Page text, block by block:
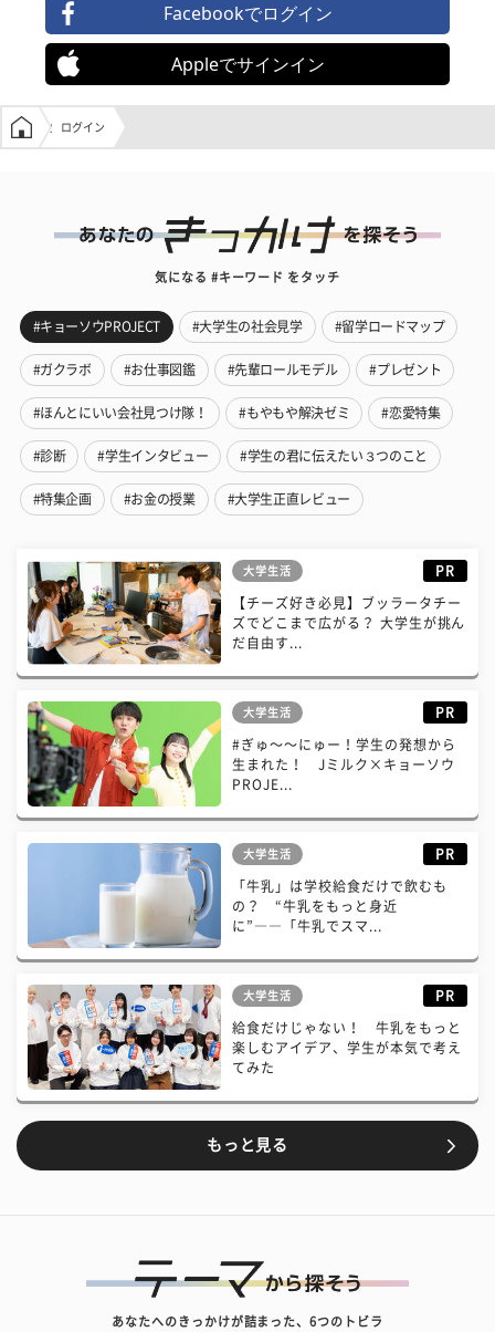
Facebookでログイン
Appleでサインイン
学生の窓口トップ
ログイン
気になる #キーワード をタッチ
#キョーソウPROJECT #大学生の社会見学 #留学ロードマップ
#ガクラボ #お仕事図鑑 #先輩ロールモデル #プレゼント
#ほんとにいい会社見つけ隊！ #もやもや解決ゼミ #恋愛特集
#診断 #学生インタビュー #学生の君に伝えたい３つのこと
#特集企画 #お金の授業 #大学生正直レビュー
大学生活 PR
【チーズ好き必見】ブッラータチー
ズでどこまで広がる？ 大学生が挑ん
だ自由す...
大学生活 PR
#ぎゅ〜〜にゅー！学生の発想から
生まれた！ Jミルク×キョーソウ
PROJE...
大学生活 PR
「牛乳」は学校給食だけで飲むも
の？ “牛乳をもっと身近
に”――「牛乳でスマ...
大学生活 PR
給食だけじゃない！ 牛乳をもっと
楽しむアイデア、学生が本気で考え
てみた
もっと見る
あなたへのきっかけが詰まった、6つのトビラ